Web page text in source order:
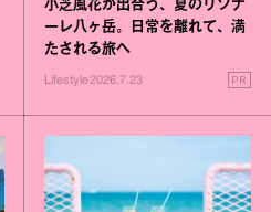
小芝風花が出合う、夏のリゾナ
ーレ八ヶ岳。日常を離れて、満
たされる旅へ
Lifestyle2026.7.23 PR